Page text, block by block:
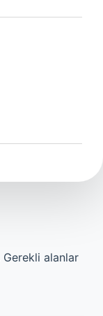
Gerekli alanlar